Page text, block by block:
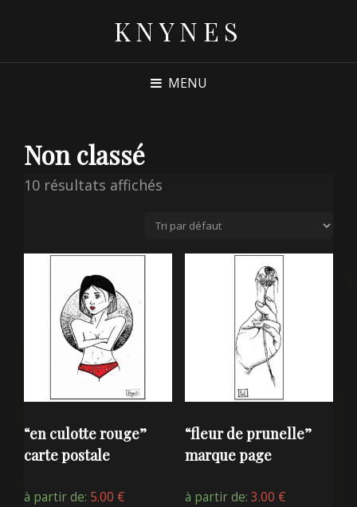
KNYNES
MENU
Non classé
10 résultats affichés
“en culotte rouge”
carte postale
à partir de: 5.00 €
“fleur de prunelle”
marque page
à partir de: 3.00 €